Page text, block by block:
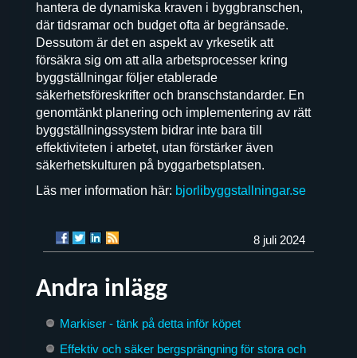
hantera de dynamiska kraven i byggbranschen,
där tidsramar och budget ofta är begränsade.
Dessutom är det en aspekt av yrkesetik att
försäkra sig om att alla arbetsprocesser kring
byggställningar följer etablerade
säkerhetsföreskrifter och branschstandarder. En
genomtänkt planering och implementering av rätt
byggställningssystem bidrar inte bara till
effektiviteten i arbetet, utan förstärker även
säkerhetskulturen på byggarbetsplatsen.
Läs mer information här: bjorlibyggstallningar.se
8 juli 2024
Andra inlägg
Markiser - tänk på detta inför köpet
Effektiv och säker bergsprängning för stora och